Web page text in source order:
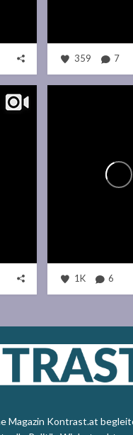
359 7
1K 6
Magazin Kontrast.at